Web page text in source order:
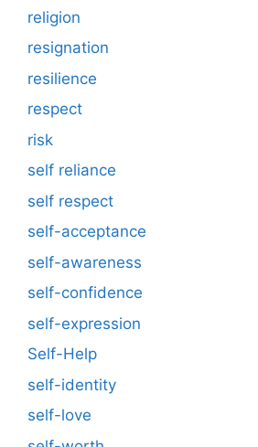
religion
resignation
resilience
respect
risk
self reliance
self respect
self-acceptance
self-awareness
self-confidence
self-expression
Self-Help
self-identity
self-love